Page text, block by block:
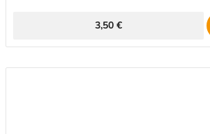
3,50 €